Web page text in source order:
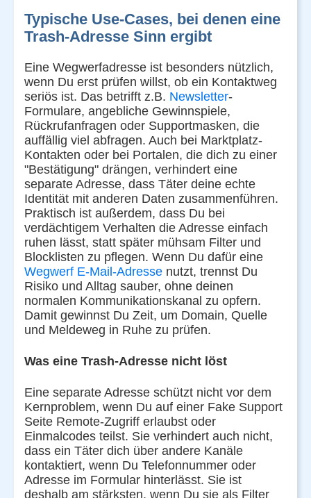
Typische Use-Cases, bei denen eine
Trash-Adresse Sinn ergibt
Eine Wegwerfadresse ist besonders nützlich,
wenn Du erst prüfen willst, ob ein Kontaktweg
seriös ist. Das betrifft z.B. Newsletter-
Formulare, angebliche Gewinnspiele,
Rückrufanfragen oder Supportmasken, die
auffällig viel abfragen. Auch bei Marktplatz-
Kontakten oder bei Portalen, die dich zu einer
"Bestätigung" drängen, verhindert eine
separate Adresse, dass Täter deine echte
Identität mit anderen Daten zusammenführen.
Praktisch ist außerdem, dass Du bei
verdächtigem Verhalten die Adresse einfach
ruhen lässt, statt später mühsam Filter und
Blocklisten zu pflegen. Wenn Du dafür eine
Wegwerf E-Mail-Adresse nutzt, trennst Du
Risiko und Alltag sauber, ohne deinen
normalen Kommunikationskanal zu opfern.
Damit gewinnst Du Zeit, um Domain, Quelle
und Meldeweg in Ruhe zu prüfen.
Was eine Trash-Adresse nicht löst
Eine separate Adresse schützt nicht vor dem
Kernproblem, wenn Du auf einer Fake Support
Seite Remote-Zugriff erlaubst oder
Einmalcodes teilst. Sie verhindert auch nicht,
dass ein Täter dich über andere Kanäle
kontaktiert, wenn Du Telefonnummer oder
Adresse im Formular hinterlässt. Sie ist
deshalb am stärksten, wenn Du sie als Filter